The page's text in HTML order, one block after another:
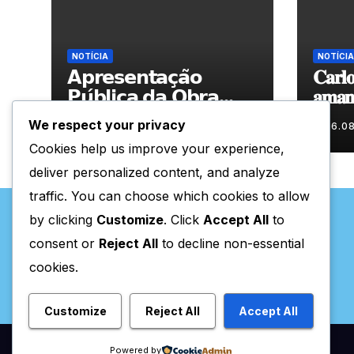
NOTÍCIA
𝗔𝗽𝗿𝗲𝘀𝗲𝗻𝘁𝗮𝗰̧𝗮̃𝗼
𝗣𝘂́𝗯𝗹𝗶𝗰𝗮 𝗱𝗮 𝗢𝗯𝗿𝗮
“𝗣𝗿𝗼𝗰𝘂𝗿𝗼 𝗮
𝗙𝗲𝗹𝗶𝗰𝗶𝗱𝗮𝗱𝗲 𝗲 𝗲𝗹𝗮
𝗺𝗼𝗿𝗮 𝗰𝗼𝗺𝗶𝗴𝗼”
06.08.2026
NOTÍCIA
𝐀𝐫𝐭𝐞𝐬
Valpaços Online
We respect your privacy
Cookies help us improve your experience,
deliver personalized content, and analyze
traffic. You can choose which cookies to allow
by clicking Customize. Click Accept All to
consent or Reject All to decline non-essential
cookies.
Customize Reject All Accept All
Powered by